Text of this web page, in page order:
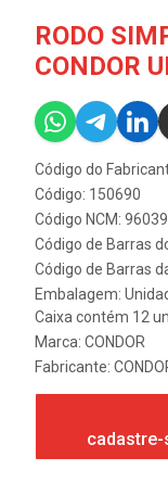
RODO
CONDOR
Código do
Código: 150690
Código NCM:
Código de Barras
Código de Barras
Embalagem:
Caixa contém 12
Marca: CONDOR
Fabricante: